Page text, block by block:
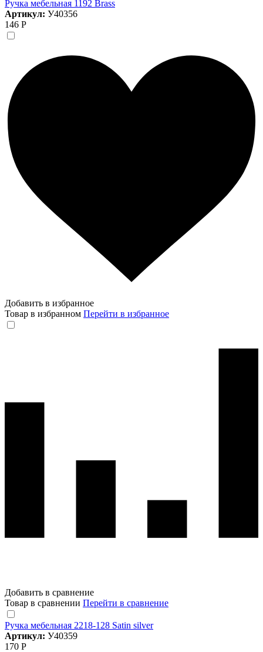
Ручка мебельная 1192 Brass
Артикул: У40356
146 Р
Добавить в избранное
Товар в избранном Перейти в избранное
Добавить в сравнение
Товар в сравнении Перейти в сравнение
Ручка мебельная 2218-128 Satin silver
Артикул: У40359
170 Р